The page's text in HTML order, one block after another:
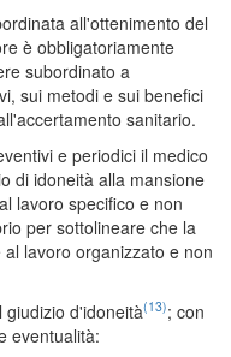
all'ottenimento del
è obbligatoriamente
subordinato a
sui metodi e sui benefici
sanitario.
e periodici il medico
di idoneità alla mansione
lavoro specifico e non
per sottolineare che la
lavoro organizzato e non
d'idoneità(13); con
eventualità: